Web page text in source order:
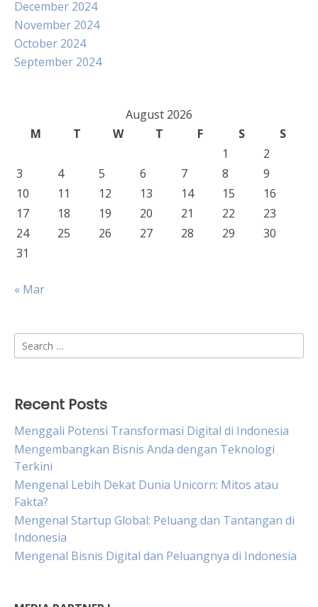
December 2024
November 2024
October 2024
September 2024
August 2026
M
T W T F S
S
1
2
3
4 5 6 7 8
9
10
11 12 13 14 15
16
17
18 19 20 21 22
23
24
25 26 27 28 29
30
31
« Mar
Search
for:
Recent Posts
Menggali Potensi Transformasi Digital di Indonesia
Mengembangkan Bisnis Anda dengan Teknologi
Terkini
Mengenal Lebih Dekat Dunia Unicorn: Mitos atau
Fakta?
Mengenal Startup Global: Peluang dan Tantangan di
Indonesia
Mengenal Bisnis Digital dan Peluangnya di Indonesia